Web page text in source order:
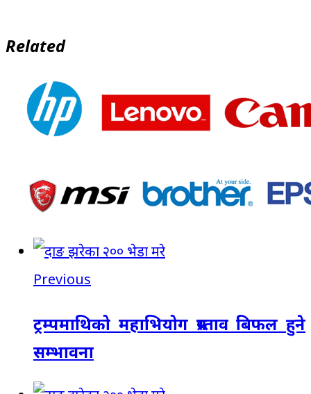
Related
Previous
ट्रम्पमाथिको महाभियोग प्रस्ताव बिफल हुने
सम्भावना